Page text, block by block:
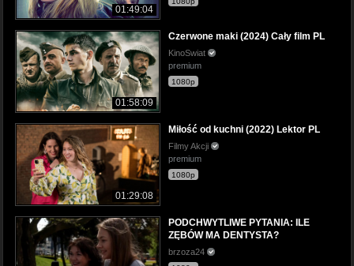
01:49:04
01:58:09
Czerwone maki (2024) Cały film PL
KinoSwiat
premium
1080p
01:29:08
Miłość od kuchni (2022) Lektor PL
Filmy Akcji
premium
1080p
PODCHWYTLIWE PYTANIA: ILE
ZĘBÓW MA DENTYSTA?
brzoza24